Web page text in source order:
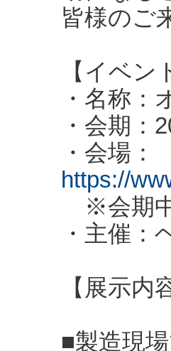
皆様のご
【イベン
・名称
・会期：
・会場：
https://
※会期中
・主催：
【展示内
■製造現